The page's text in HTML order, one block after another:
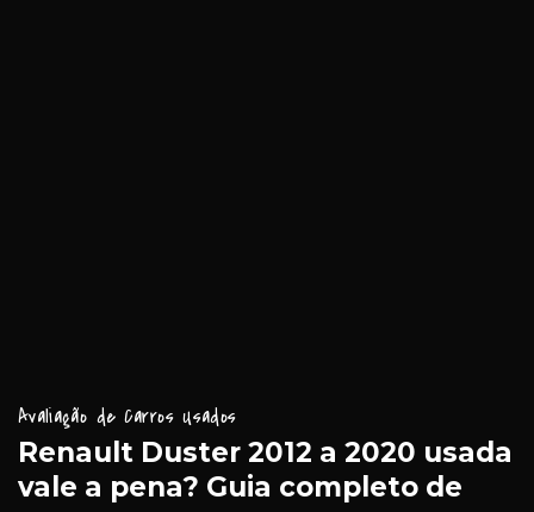
Avaliação de Carros Usados
Renault Duster 2012 a 2020 usada
vale a pena? Guia completo de